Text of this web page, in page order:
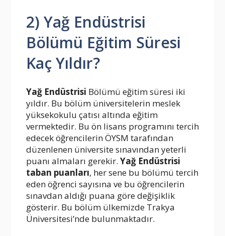
2) Yağ Endüstrisi
Bölümü Eğitim Süresi
Kaç Yıldır?
Yağ Endüstrisi Bölümü eğitim süresi iki
yıldır. Bu bölüm üniversitelerin meslek
yüksekokulu çatısı altında eğitim
vermektedir. Bu ön lisans programını tercih
edecek öğrencilerin ÖYSM tarafından
düzenlenen üniversite sınavından yeterli
puanı almaları gerekir. Yağ Endüstrisi
taban puanları, her sene bu bölümü tercih
eden öğrenci sayısına ve bu öğrencilerin
sınavdan aldığı puana göre değişiklik
gösterir. Bu bölüm ülkemizde Trakya
Üniversitesi’nde bulunmaktadır.